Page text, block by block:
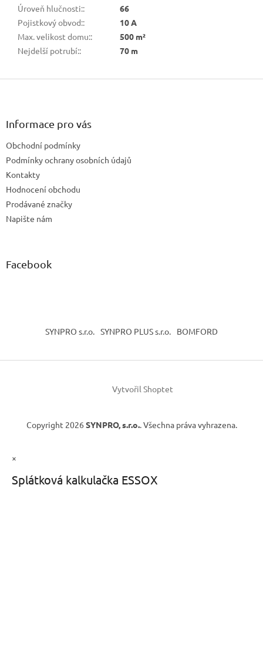
Úroveň hlučnosti::
66
Pojistkový obvod::
10 A
Max. velikost domu::
500 m²
Nejdelší potrubí:: 70 m
Z
Informace pro vás
Obchodní podmínky
Podmínky ochrany osobních údajů
Kontakty
Hodnocení obchodu
Prodávané značky
Napište nám
Facebook
SYNPRO s.r.o. SYNPRO PLUS s.r.o. BOMFORD
Vytvořil Shoptet
Copyright 2026 SYNPRO, s.r.o.. Všechna práva vyhrazena.
×
Splátková kalkulačka ESSOX